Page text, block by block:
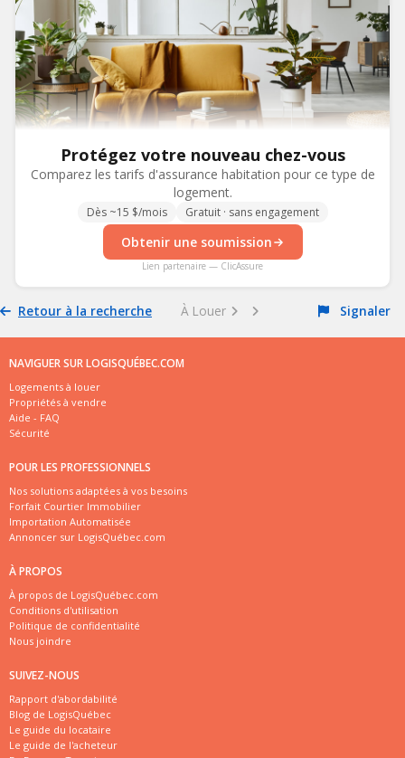
Protégez votre nouveau chez-vous
Comparez les tarifs d'assurance habitation pour ce type de
logement.
Dès ~15 $/mois Gratuit · sans engagement
Obtenir une soumission
Lien partenaire — ClicAssure
Retour à la recherche À Louer Signaler
NAVIGUER SUR LOGISQUÉBEC.COM
Logements à louer
Propriétés à vendre
Aide - FAQ
Sécurité
POUR LES PROFESSIONNELS
Nos solutions adaptées à vos besoins
Forfait Courtier Immobilier
Importation Automatisée
Annoncer sur LogisQuébec.com
À PROPOS
À propos de LogisQuébec.com
Conditions d'utilisation
Politique de confidentialité
Nous joindre
SUIVEZ-NOUS
Rapport d'abordabilité
Blog de LogisQuébec
Le guide du locataire
Le guide de l'acheteur